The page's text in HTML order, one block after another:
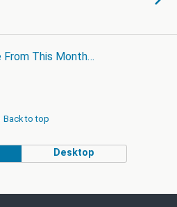
From This Month…
Back to top
Desktop